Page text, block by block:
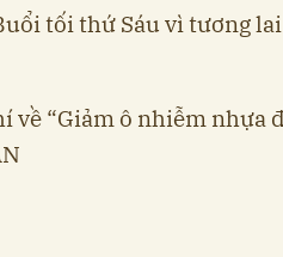
tối thứ Sáu vì tương
về “Giảm ô nhiễm nhựa